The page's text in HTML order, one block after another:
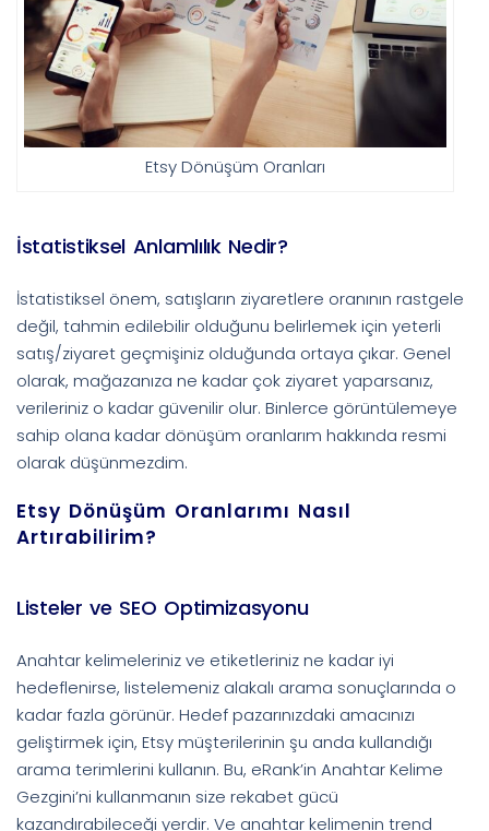
Etsy Dönüşüm Oranları
İstatistiksel Anlamlılık Nedir?
İstatistiksel önem, satışların ziyaretlere oranının rastgele
değil, tahmin edilebilir olduğunu belirlemek için yeterli
satış/ziyaret geçmişiniz olduğunda ortaya çıkar. Genel
olarak, mağazanıza ne kadar çok ziyaret yaparsanız,
verileriniz o kadar güvenilir olur. Binlerce görüntülemeye
sahip olana kadar dönüşüm oranlarım hakkında resmi
olarak düşünmezdim.
Etsy Dönüşüm Oranlarımı Nasıl
Artırabilirim?
Listeler ve SEO Optimizasyonu
Anahtar kelimeleriniz ve etiketleriniz ne kadar iyi
hedeflenirse, listelemeniz alakalı arama sonuçlarında o
kadar fazla görünür. Hedef pazarınızdaki amacınızı
geliştirmek için, Etsy müşterilerinin şu anda kullandığı
arama terimlerini kullanın. Bu, eRank’in Anahtar Kelime
Gezgini’ni kullanmanın size rekabet gücü
kazandırabileceği yerdir. Ve anahtar kelimenin trend